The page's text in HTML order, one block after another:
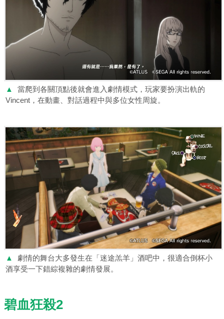
▲
當爬到各關頂點後就會進入劇情模式，玩家要扮演出軌的
Vincent，在動畫、對話過程中與多位女性周旋。
▲
劇情的舞台大多發生在「迷途羔羊」酒吧中，很適合倒杯小
酒享受一下錯綜複雜的劇情發展。
碧血狂殺2